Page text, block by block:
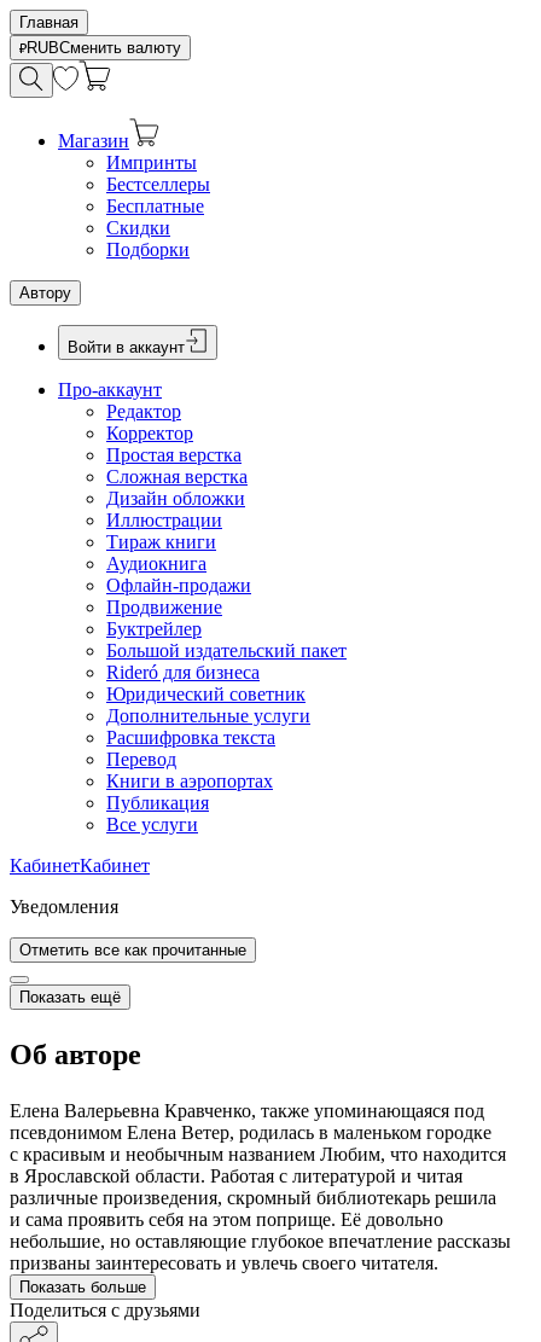
Главная
RUBСменить валюту
Магазин
Импринты
Бестселлеры
Бесплатные
Скидки
Подборки
Автору
Войти в аккаунт
Про-аккаунт
Редактор
Корректор
Простая верстка
Сложная верстка
Дизайн обложки
Иллюстрации
Тираж книги
Аудиокнига
Офлайн-продажи
Продвижение
Буктрейлер
Большой издательский пакет
Rideró для бизнеса
Юридический советник
Дополнительные услуги
Расшифровка текста
Перевод
Книги в аэропортах
Публикация
Все услуги
КабинетКабинет
Уведомления
Отметить все как прочитанные
Показать ещё
Об авторе
Елена Валерьевна Кравченко, также упоминающаяся под
псевдонимом Елена Ветер, родилась в маленьком городке
с красивым и необычным названием Любим, что находится
в Ярославской области. Работая с литературой и читая
различные произведения, скромный библиотекарь решила
и сама проявить себя на этом поприще. Её довольно
небольшие, но оставляющие глубокое впечатление рассказы
призваны заинтересовать и увлечь своего читателя.
Показать больше
Поделиться с друзьями